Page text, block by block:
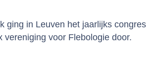
ging in Leuven het jaarlijks congres
vereniging voor Flebologie door.
Benelux Vereniging voor